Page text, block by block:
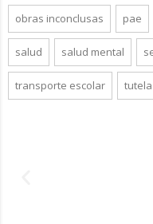
obras inconclusas pae
salud salud mental
transporte escolar tutela